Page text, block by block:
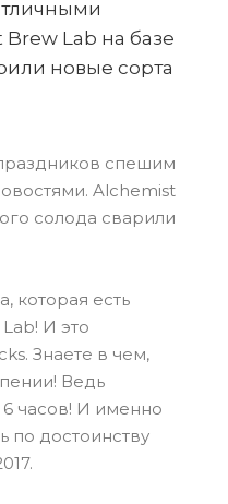
Lab на базе
новые сорта
спешим
Alchemist
солода сварили
которая есть
И это
Знаете в чем,
Ведь
часов! И именно
по достоинству